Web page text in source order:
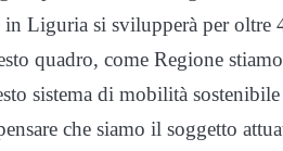
Liguria si svilupperà per oltre
quadro, come Regione
sistema di mobilità
che siamo il soggetto